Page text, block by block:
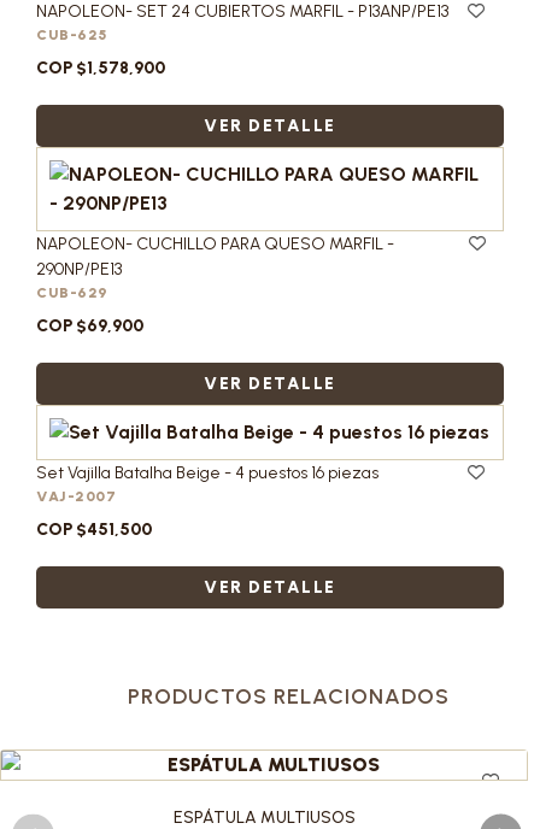
NAPOLEON- SET 24 CUBIERTOS MARFIL - P13ANP/PE13
CUB-625
COP $1,578,900
VER DETALLE
NAPOLEON- CUCHILLO PARA QUESO MARFIL -
290NP/PE13
CUB-629
COP $69,900
VER DETALLE
Set Vajilla Batalha Beige - 4 puestos 16 piezas
VAJ-2007
COP $451,500
VER DETALLE
PRODUCTOS RELACIONADOS
ESPÁTULA MULTIUSOS